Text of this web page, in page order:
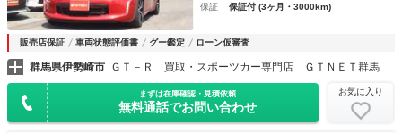
保証
保証付 (3ヶ月・3000km)
販売店保証 車両状態評価書 グー鑑定 ローン仮審査
群馬県伊勢崎市 ＧＴ－Ｒ 買取・スポーツカー専門店 ＧＴＮＥＴ群馬
まずは在庫確認・見積依頼
無料通話でお問い合わせ
お気に入り